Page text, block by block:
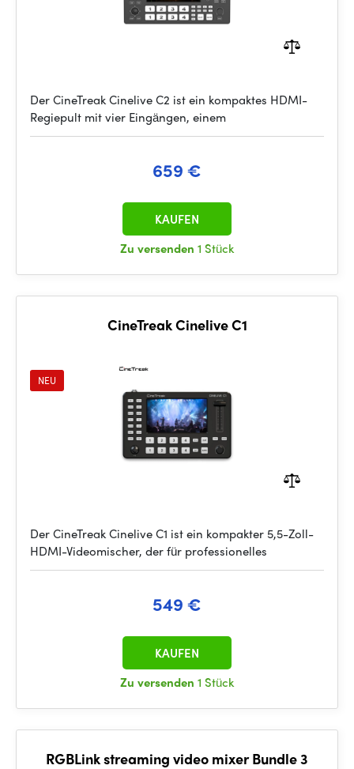
Der CineTreak Cinelive C2 ist ein kompaktes HDMI-
Regiepult mit vier Eingängen, einem
659 €
Zu versenden 1 Stück
KAUFEN
CineTreak Cinelive C1
NEU
Der CineTreak Cinelive C1 ist ein kompakter 5,5-Zoll-
HDMI-Videomischer, der für professionelles
549 €
Zu versenden 1 Stück
KAUFEN
RGBLink streaming video mixer Bundle 3